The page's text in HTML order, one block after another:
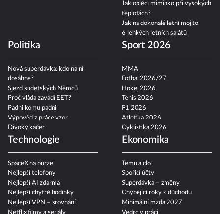
Jak obléci miminko při vysokých
teplotách?
Jak na dokonalé letní mojito
6 lehkých letních salátů
Politika
Nová superdávka: kdo na ní
dosáhne?
Sjezd sudetských Němců
Proč vláda zavádí EET?
Padni komu padni
Výpověď z práce vzor
Divoký kačer
Sport 2026
MMA
Fotbal 2026/27
Hokej 2026
Tenis 2026
F1 2026
Atletika 2026
Cyklistika 2026
Technologie
SpaceX na burze
Nejlepší telefony
Nejlepší AI zdarma
Nejlepší chytré hodinky
Nejlepší VPN – srovnání
Netflix filmy a seriály
Ekonomika
Temu a clo
Spořicí účty
Superdávka – změny
Chybějící roky k důchodu
Minimální mzda 2027
Vedro v práci